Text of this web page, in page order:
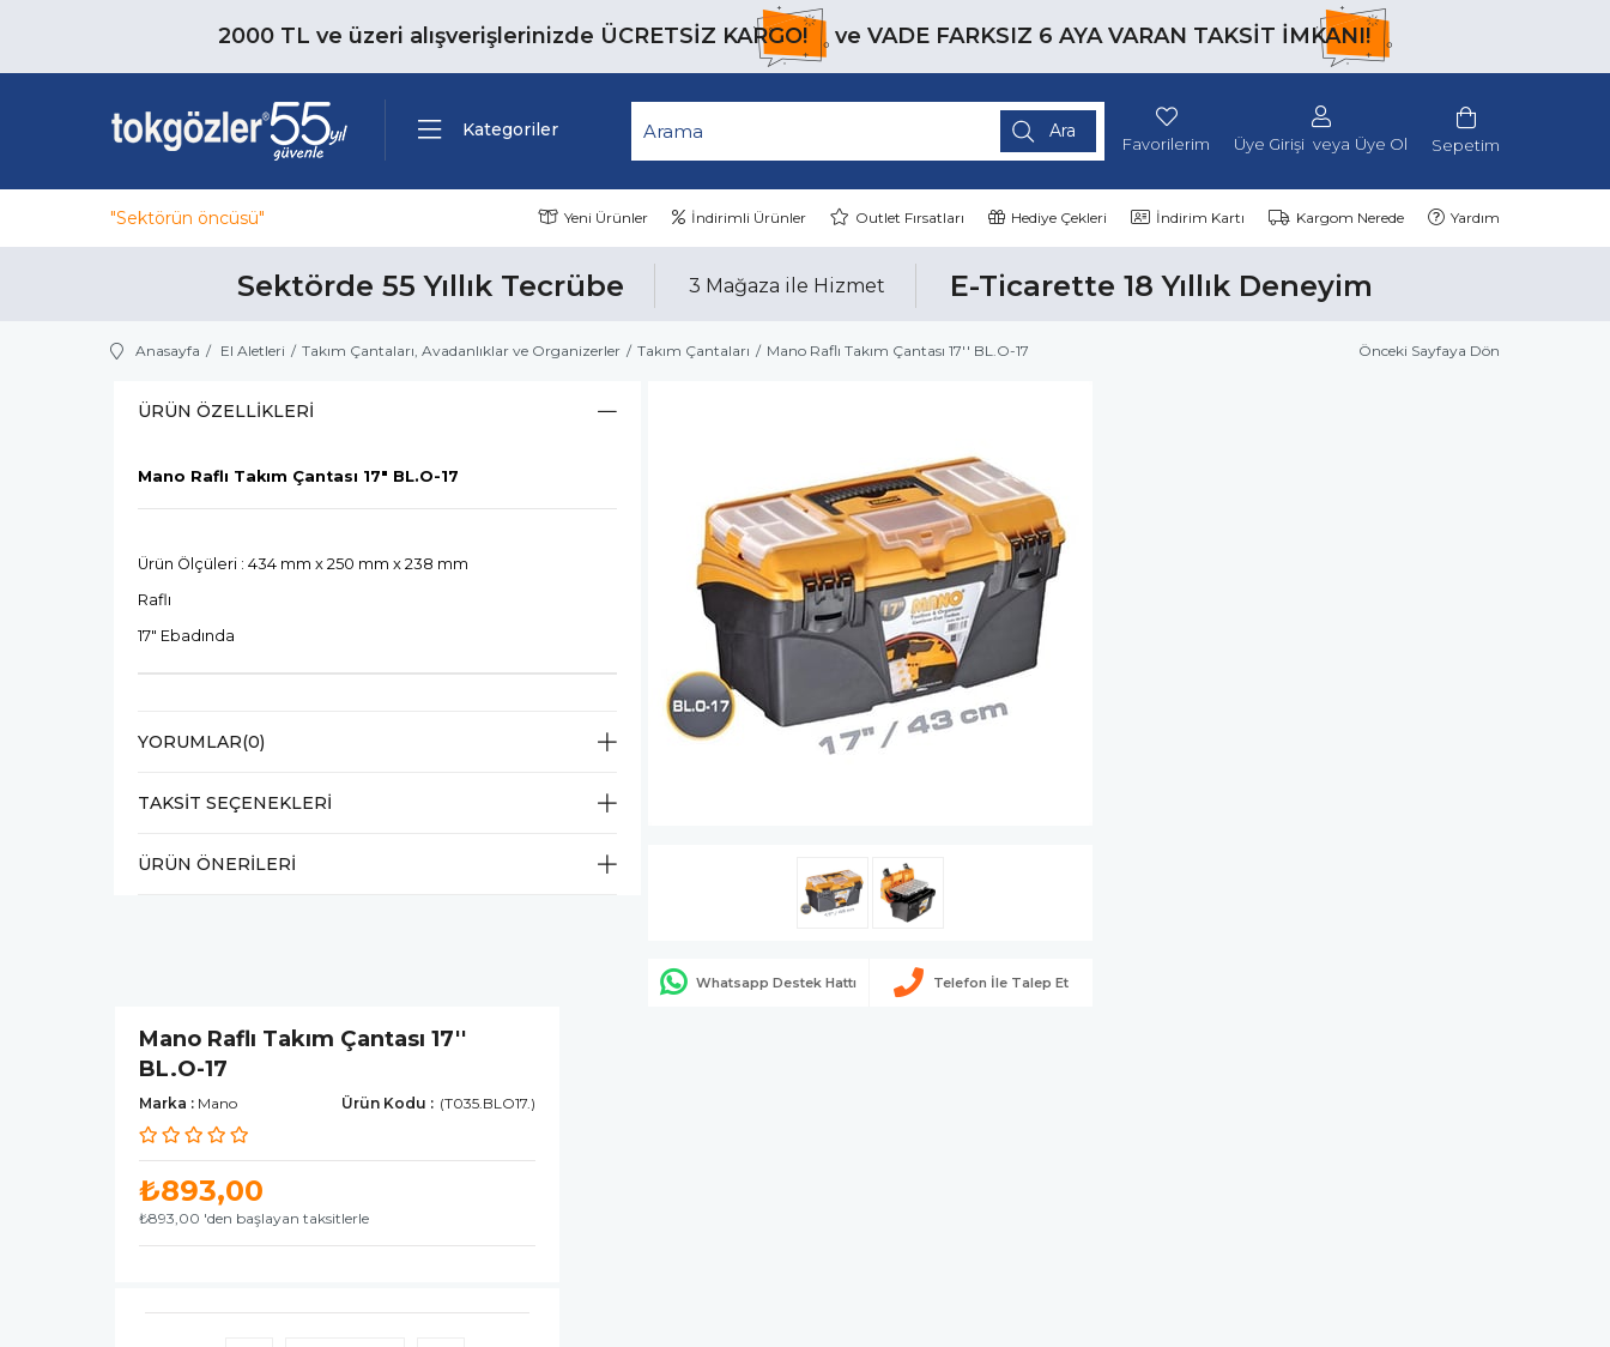
2000 TL ve üzeri alışverişlerinizde ÜCRETSİZ KARGO! ve VADE FARKSIZ 6 AYA VARAN TAKSİT İMKANI!
Kategoriler
Sepetim
Üye Girişi Üye Ol
Favorilerim
"Sektörün öncüsü" Yeni Ürünler İndirimli Ürünler Outlet Fırsatları Hediye Çekleri İndirim Kartı Kargom Nerede Yardım
Sektörde 55 Yıllık Tecrübe 3 Mağaza ile Hizmet E-Ticarette 18 Yıllık Deneyim
Anasayfa El Aletleri Takım Çantaları, Avadanlıklar ve Organizerler Takım Çantaları Mano Raflı Takım Çantası 17'' BL.O-17 Önceki Sayfaya Dön
ÜRÜN ÖZELLIKLERI
Mano Raflı Takım Çantası 17" BL.O-17
Ürün Ölçüleri : 434 mm x 250 mm x 238 mm
Raflı
17" Ebadında
YORUMLAR(0)
TAKSIT SEÇENEKLERI
ÜRÜN ÖNERILERI
Whatsapp Destek Hattı Telefon İle Talep Et
Mano Raflı Takım Çantası 17''
BL.O-17
Marka : Mano (T035.BLO17.)
₺893,00
₺893,00 'den başlayan taksitlerle